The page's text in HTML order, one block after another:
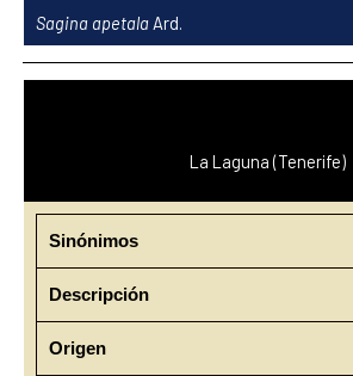
contenido
Sagina apetala Ard.
La Laguna (Tenerife)
Sinónimos
Descripción
Origen